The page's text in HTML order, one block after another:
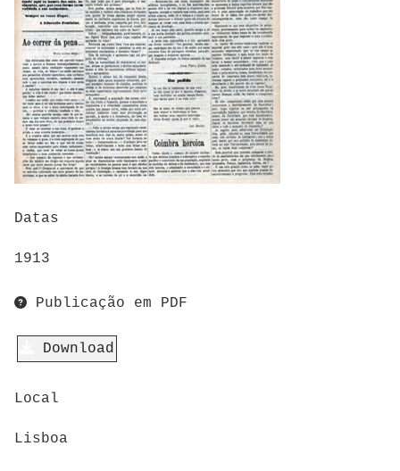
Datas
1913
Publicação em PDF
Download
Local
Lisboa